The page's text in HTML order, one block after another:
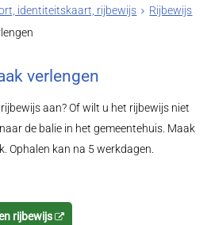
identiteitskaart, rijbewijs
Rijbewijs
verlengen
aan? Of wilt u het rijbewijs niet
de balie in het gemeentehuis. Maak
Ophalen kan na 5 werkdagen.
rijbewijs